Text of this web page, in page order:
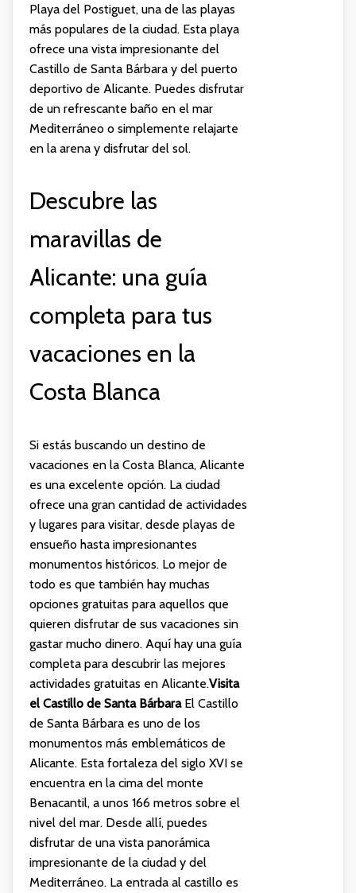
Playa del Postiguet, una de las playas
más populares de la ciudad. Esta playa
ofrece una vista impresionante del
Castillo de Santa Bárbara y del puerto
deportivo de Alicante. Puedes disfrutar
de un refrescante baño en el mar
Mediterráneo o simplemente relajarte
en la arena y disfrutar del sol.
Descubre las
maravillas de
Alicante: una guía
completa para tus
vacaciones en la
Costa Blanca
Si estás buscando un destino de
vacaciones en la Costa Blanca, Alicante
es una excelente opción. La ciudad
ofrece una gran cantidad de actividades
y lugares para visitar, desde playas de
ensueño hasta impresionantes
monumentos históricos. Lo mejor de
todo es que también hay muchas
opciones gratuitas para aquellos que
quieren disfrutar de sus vacaciones sin
gastar mucho dinero. Aquí hay una guía
completa para descubrir las mejores
actividades gratuitas en Alicante.Visita
el Castillo de Santa BárbaraEl Castillo
de Santa Bárbara es uno de los
monumentos más emblemáticos de
Alicante. Esta fortaleza del siglo XVI se
encuentra en la cima del monte
Benacantil, a unos 166 metros sobre el
nivel del mar. Desde allí, puedes
disfrutar de una vista panorámica
impresionante de la ciudad y del
Mediterráneo. La entrada al castillo es